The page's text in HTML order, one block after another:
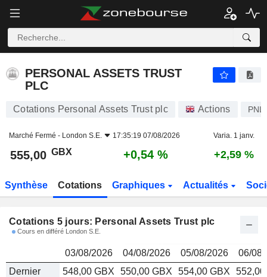
PERSONAL ASSETS TRUST PLC 555,00
PERSONAL ASSETS TRUST
PLC
Cotations Personal Assets Trust plc Actions PNL
Marché Fermé - London S.E. 17:35:19 07/08/2026 Varia. 1 janv.
555,00 GBX +0,54 % +2,59 %
Synthèse Cotations Graphiques Actualités
Cotations 5 jours: Personal Assets Trust plc
Cours en différé London S.E.
03/08/2026 04/08/2026 05/08/2026
06/08/
Dernier
548,00 GBX 550,00 GBX 554,00 GBX